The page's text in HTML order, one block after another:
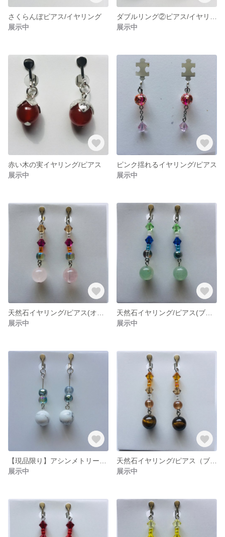
さくらんぼピアス/イヤリング
展示中
展示中
赤い木の実イヤリング/ピアス
展示中
ピンク揺れるイヤリング/ピアス
展示中
展示中
展示中
展示中
展示中